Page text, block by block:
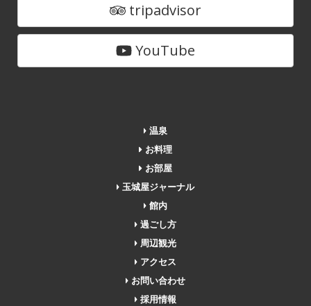
tripadvisor
YouTube
温泉
お料理
お部屋
玉城屋ジャーナル
館内
過ごし方
周辺観光
アクセス
お問い合わせ
採用情報